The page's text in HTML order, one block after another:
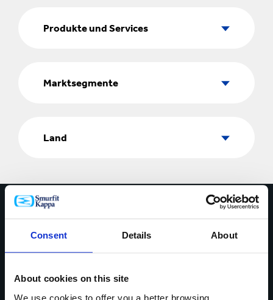
Consent Details About
About cookies on this site
We use cookies to offer you a better browsing
Produkte und Services
Marktsegmente
Land
Kontaktieren Sie uns
* Pflichtfelder
IHR NAME*